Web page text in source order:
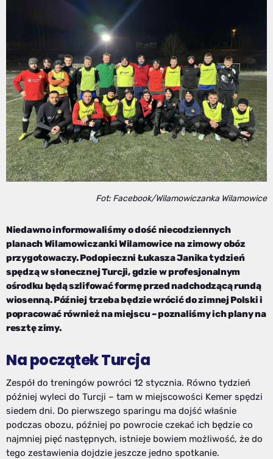
Fot: Facebook/Wilamowiczanka Wilamowice
Niedawno informowaliśmy o dość niecodziennych
planach Wilamowiczanki Wilamowice na zimowy obóz
przygotowaczy. Podopieczni Łukasza Janika tydzień
spędzą w słonecznej Turcji, gdzie w profesjonalnym
ośrodku będą szlifować formę przed nadchodzącą rundą
wiosenną. Później trzeba będzie wrócić do zimnej Polski i
popracować również na miejscu – poznaliśmy ich plany na
resztę zimy.
Na początek Turcja
Zespół do treningów powróci 12 stycznia. Równo tydzień
później wyleci do Turcji – tam w miejscowości Kemer spędzi
siedem dni. Do pierwszego sparingu ma dojść właśnie
podczas obozu, później po powrocie czekać ich będzie co
najmniej pięć następnych, istnieje bowiem możliwość, że do
tego zestawienia dojdzie jeszcze jedno spotkanie.